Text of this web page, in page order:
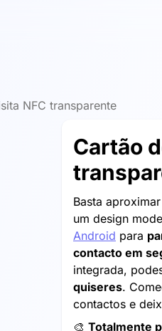
NFC transparente
Cartão
Basta
um design
Android para
contacto em
integrada,
quiseres.
contactos e
🎨 Totalmente